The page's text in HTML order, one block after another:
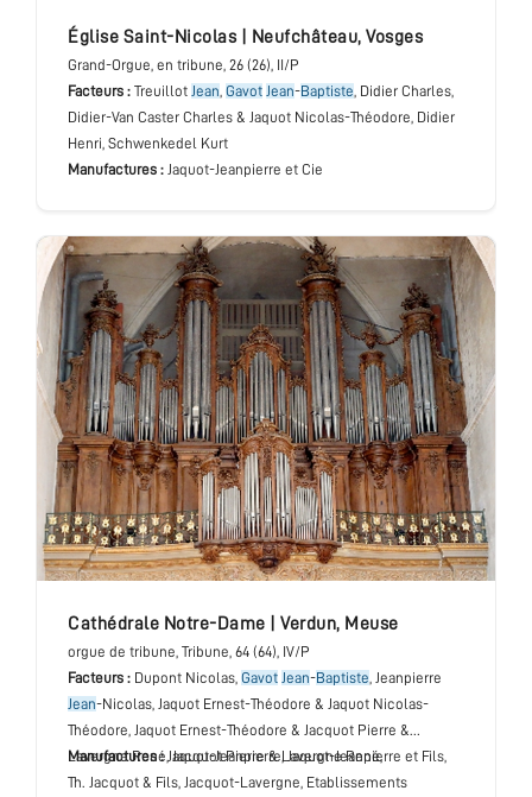
église Saint-Nicolas| Neufchâteau, Vosges
Grand-Orgue, en tribune, 26 (26), II/P
Facteurs : Treuillot Jean, Gavot Jean-Baptiste, Didier Charles,
Didier-Van Caster Charles & Jaquot Nicolas-Théodore, Didier
Henri, Schwenkedel Kurt
Manufactures : Jaquot-Jeanpierre et Cie
cathédrale Notre-Dame Verdun, Meuse
orgue de tribune, Tribune, 64 (64), IV/P
Facteurs : Dupont Nicolas, Gavot Jean-Baptiste, Jeanpierre
Jean-Nicolas, Jaquot Ernest-Théodore & Jaquot Nicolas-
Théodore, Jaquot Ernest-Théodore & Jacquot Pierre &
Lavergne René, Jacquot Pierre & Lavergne René,
Manufactures : Jaquot-Jeanpierre, Jaquot-Jeanpierre et Fils,
Th. Jacquot & Fils, Jacquot-Lavergne, Etablissements